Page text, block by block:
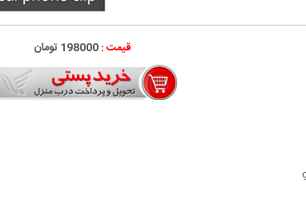
قیمت :198000 تومان